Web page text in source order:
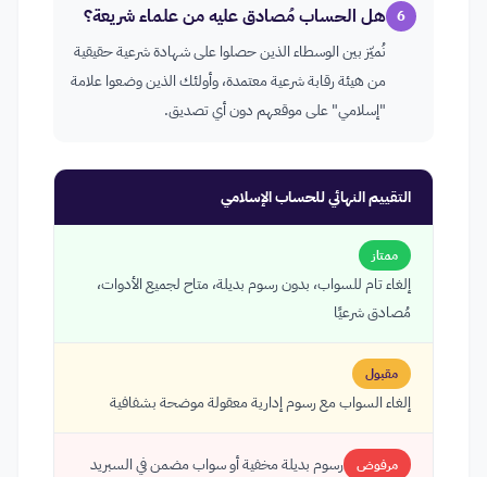
6 هل الحساب مُصادق عليه من علماء شريعة؟
نُميّز بين الوسطاء الذين حصلوا على شهادة شرعية حقيقية
من هيئة رقابة شرعية معتمدة، وأولئك الذين وضعوا علامة
"إسلامي" على موقعهم دون أي تصديق.
التقييم النهائي للحساب الإسلامي
ممتاز
إلغاء تام للسواب، بدون رسوم بديلة، متاح لجميع الأدوات،
مُصادق شرعيًا
مقبول
إلغاء السواب مع رسوم إدارية معقولة موضحة بشفافية
مرفوض رسوم بديلة مخفية أو سواب مضمن في السبريد